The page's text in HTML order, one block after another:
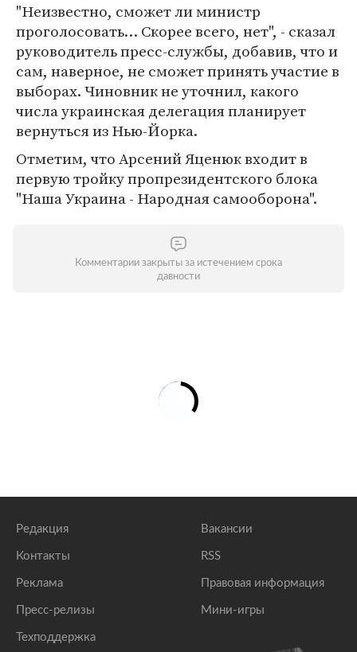
"Неизвестно, сможет ли министр
проголосовать… Скорее всего, нет", - сказал
руководитель пресс-службы, добавив, что и
сам, наверное, не сможет принять участие в
выборах. Чиновник не уточнил, какого
числа украинская делегация планирует
вернуться из Нью-Йорка.
Отметим, что Арсений Яценюк входит в
первую тройку пропрезидентского блока
"Наша Украина - Народная самооборона".
Комментарии закрыты за истечением срока
давности
Редакция
Контакты
Реклама
Пресс-релизы
Техподдержка
Вакансии
RSS
Правовая информация
Мини-игры